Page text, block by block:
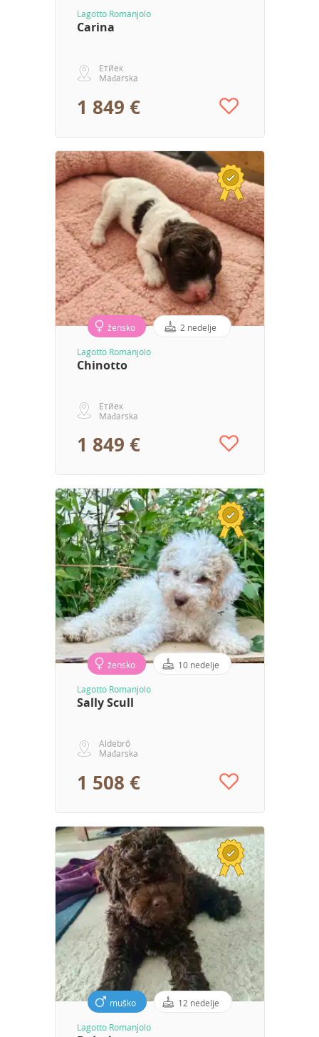
Lagotto Romanjolo
Carina
Етйек
Mađarska
1 849 €
žensko 2 nedelje
Lagotto Romanjolo
Chinotto
Етйек
Mađarska
1 849 €
žensko 10 nedelje
Lagotto Romanjolo
Sally Scull
Aldebrő
Mađarska
1 508 €
muško 12 nedelje
Lagotto Romanjolo